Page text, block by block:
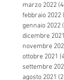
marzo 2022
febbraio 2022
gennaio 2022
dicembre 2021
novembre
ottobre 2021
settembre
agosto 2021